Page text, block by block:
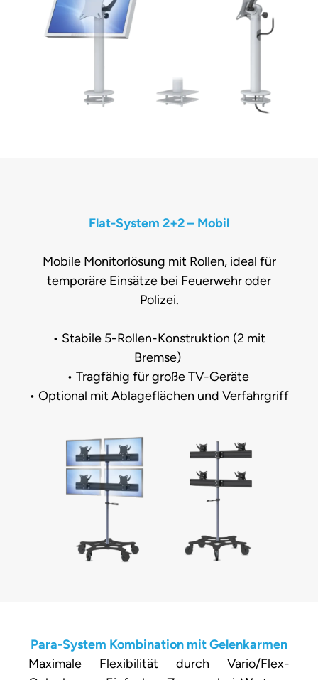
Flat-System 2+2 – Mobil
Mobile Monitorlösung mit Rollen, ideal für
temporäre Einsätze bei Feuerwehr oder
Polizei.
• Stabile 5-Rollen-Konstruktion (2 mit
Bremse)
• Tragfähig für große TV-Geräte
• Optional mit Ablageflächen und Verfahrgriff
Para-System Kombination mit Gelenkarmen
Maximale Flexibilität durch Vario/Flex-